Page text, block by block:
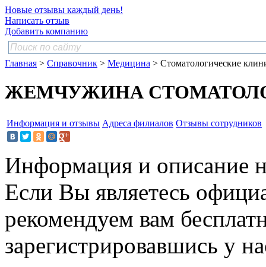
Новые отзывы каждый день!
Написать отзыв
Добавить компанию
Главная > Справочник > Медицина > Стоматологические
ЖЕМЧУЖИНА
Информация и отзывы Адреса филиалов Отзывы сотрудников
Информация и описание
Если Вы являетесь
рекомендуем вам
зарегистрировавшись у